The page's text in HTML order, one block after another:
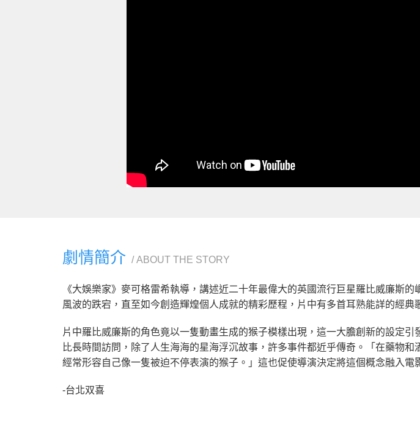
劇情簡介 ABOUT THE STORY
《大娛樂家》麥可格雷希執導，講述近二十年最偉大的英國流行巨星羅比威廉斯
風波的跌宕，直至如今創造輝煌個人成就的精彩歷程，片中有多首耳熟能詳的經典
片中羅比威廉斯的角色竟以一隻動畫生成的猴子模樣出現，這一大膽創新的設定
比長時間訪問，除了人生海海的星海浮沉故事，許多事件都近乎傳奇。「在藥物
經常形容自己像一隻被迫不停表演的猴子。」這也促使導演決定將這個概念融入
-台北双喜